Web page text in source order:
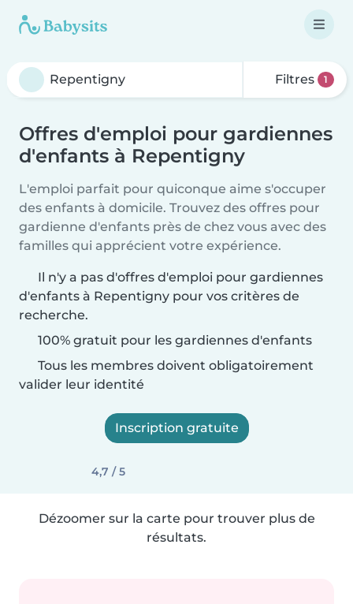
Filtres 1
Offres d'emploi pour gardiennes
d'enfants à Repentigny
L'emploi parfait pour quiconque aime s'occuper
des enfants à domicile. Trouvez des offres pour
gardienne d'enfants près de chez vous avec des
familles qui apprécient votre expérience.
Il n'y a pas d'offres d'emploi pour gardiennes
d'enfants à Repentigny pour vos critères de
recherche.
100% gratuit pour les gardiennes d'enfants
Tous les membres doivent obligatoirement
valider leur identité
Inscription gratuite
4,7 / 5
Dézoomer sur la carte pour trouver plus de
résultats.